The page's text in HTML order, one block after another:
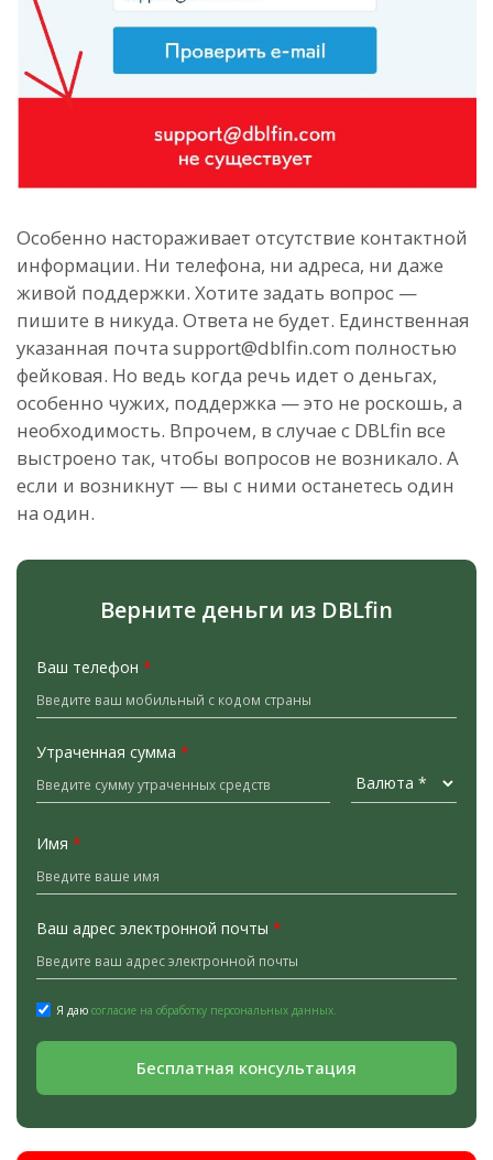
Особенно настораживает отсутствие контактной
информации. Ни телефона, ни адреса, ни даже
живой поддержки. Хотите задать вопрос —
пишите в никуда. Ответа не будет. Единственная
указанная почта support@dblfin.com полностью
фейковая. Но ведь когда речь идет о деньгах,
особенно чужих, поддержка — это не роскошь, а
необходимость. Впрочем, в случае с DBLfin все
выстроено так, чтобы вопросов не возникало. А
если и возникнут — вы с ними останетесь один
на один.
Верните деньги из DBLfin
Ваш телефон *
Утраченная сумма *
Имя *
Ваш адрес электронной почты *
Я даю согласие на обработку персональных данных.
Бесплатная консультация